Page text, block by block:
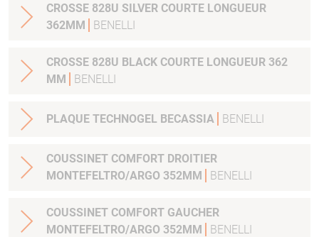
CROSSE 828U SILVER COURTE LONGUEUR
362MM
BENELLI
CROSSE 828U BLACK COURTE LONGUEUR 362
MM
BENELLI
PLAQUE TECHNOGEL BECASSIA BENELLI
COUSSINET COMFORT DROITIER
MONTEFELTRO/ARGO 352MM
BENELLI
COUSSINET COMFORT GAUCHER
MONTEFELTRO/ARGO 352MM
BENELLI